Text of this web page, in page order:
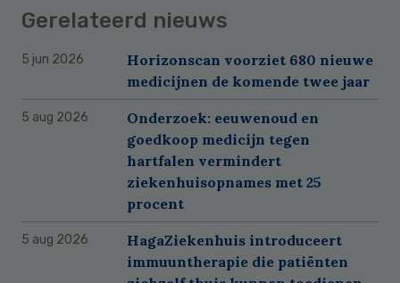
Gerelateerd nieuws
5 jun 2026
Horizonscan voorziet 680 nieuwe
medicijnen de komende twee jaar
5 aug 2026
Onderzoek: eeuwenoud en
goedkoop medicijn tegen
hartfalen vermindert
ziekenhuisopnames met 25
procent
5 aug 2026
HagaZiekenhuis introduceert
immuuntherapie die patiënten